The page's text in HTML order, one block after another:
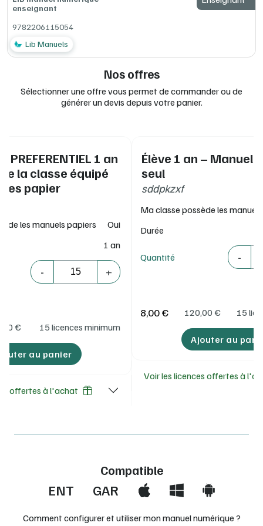
ENT/GAR, conforme RGPD et recommandations de la
> Vous souhaitez en savoir plus sur Lib Manuels ? Rendez-
vous sur :www.editions-delagrave.fr/catalogue/lib-manuels
enseignant
9782206115054
Lib Manuels
Nos offres
Sélectionner une offre vous permet de commander ou de
générer un devis depuis votre panier.
PREFERENTIEL 1 an
la classe équipé
papier
les manuels papiers
Oui
1 an
-
Quantité
+
€ 15 licences minimum
au panier
offertes à l'achat
Élève 1 an – Manuel
seul
sddpkzxf
Ma classe possède les
Durée
Quantité -
Quantité
8,00 € 120,00 € 15
Ajouter au
Voir les licences offertes à
Compatible
ENT GAR
Comment configurer et utiliser mon manuel numérique ?